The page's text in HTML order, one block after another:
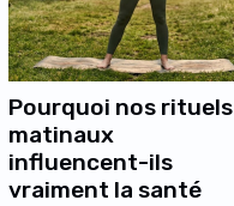
Pourquoi nos rituels
matinaux
influencent-ils
vraiment la santé